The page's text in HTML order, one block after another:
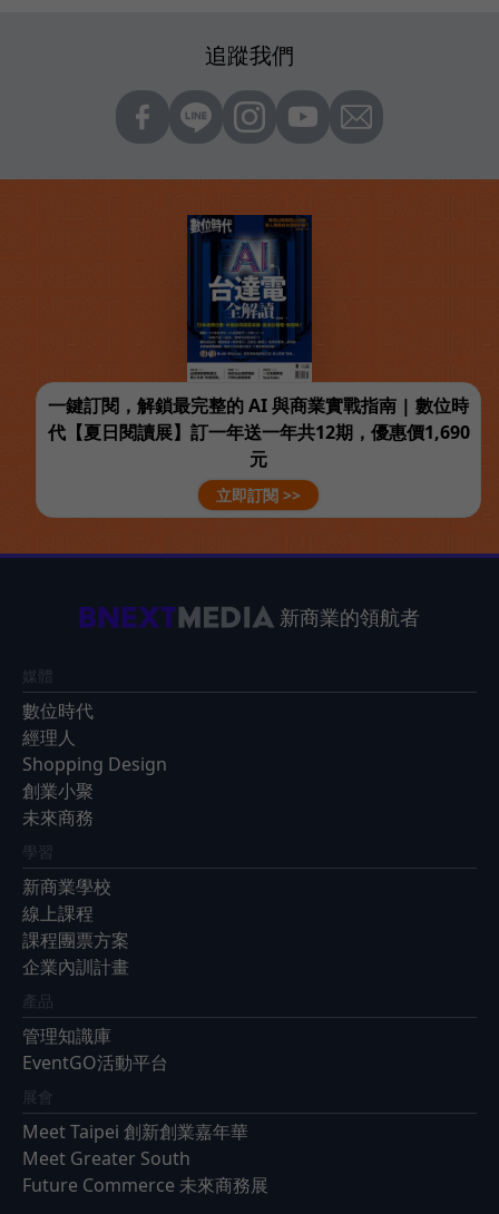
追蹤我們
一鍵訂閱，解鎖最完整的 AI 與商業實戰指南 | 數位時
代【夏日閱讀展】訂一年送一年共12期，優惠價1,690
元
立即訂閱 >>
新商業的領航者
媒體
數位時代
經理人
Shopping Design
創業小聚
未來商務
學習
新商業學校
線上課程
課程團票方案
企業內訓計畫
產品
管理知識庫
EventGO活動平台
展會
Meet Taipei 創新創業嘉年華
Meet Greater South
Future Commerce 未來商務展